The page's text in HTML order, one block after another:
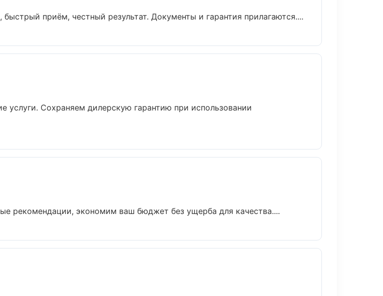
приём, честный результат. Документы и гарантия прилагаются....
услуги. Сохраняем дилерскую гарантию при использовании
рекомендации, экономим ваш бюджет без ущерба для качества....